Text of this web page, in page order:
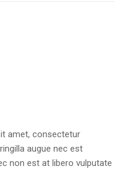
amet, consectetur
augue nec est
non est at libero vulputate